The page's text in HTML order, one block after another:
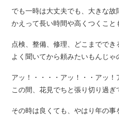
でも一時は大丈夫でも、大きな故
かえって長い時間や高くつくこと
点検、整備、修理、どこまででき
よく聞いてから頼みたいもんじゃ
アッ！・・・・アッ！・・アッ！
この間、花見でちと張り切り過ぎ
その時は良くても、やはり年の事